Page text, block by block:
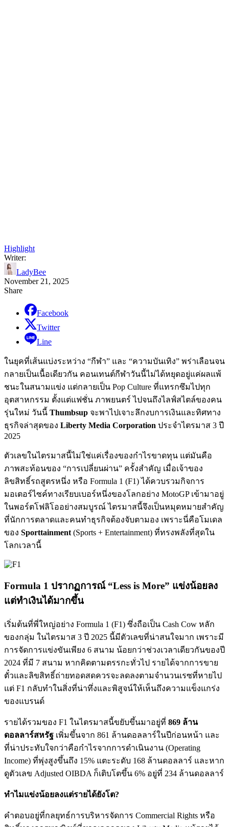
Highlight
Writer:
LadyBee
November 21, 2025
Share
Facebook
Twitter
Line
ในยุคที่เส้นแบ่งระหว่าง “กีฬา” และ “ความบันเทิง” พร่าเลือนจน
กลายเป็นเนื้อเดียวกัน คอนเทนต์กีฬาวันนี้ไม่ได้หยุดอยู่แค่ผลแพ้
ชนะในสนามแข่ง แต่กลายเป็น Pop Culture ที่แทรกซึมไปทุก
อุตสาหกรรม ตั้งแต่แฟชั่น ภาพยนตร์ ไปจนถึงไลฟ์สไตล์ของคน
รุ่นใหม่ วันนี้ Thumbsup จะพาไปเจาะลึกงบการเงินและทิศทาง
ธุรกิจล่าสุดของ Liberty Media Corporation ประจำไตรมาส 3 ปี
2025
ตัวเลขในไตรมาสนี้ไม่ใช่แค่เรื่องของกำไรขาดทุน แต่มันคือ
ภาพสะท้อนของ “การเปลี่ยนผ่าน” ครั้งสำคัญ เมื่อเจ้าของ
ลิขสิทธิ์รถสูตรหนึ่ง หรือ Formula 1 (F1) ได้ควบรวมกิจการ
มอเตอร์ไซค์ทางเรียบเบอร์หนึ่งของโลกอย่าง MotoGP เข้ามาอยู่
ในพอร์ตโฟลิโออย่างสมบูรณ์ ไตรมาสนี้จึงเป็นหมุดหมายสำคัญ
ที่นักการตลาดและคนทำธุรกิจต้องจับตามอง เพราะนี่คือโมเดล
ของ Sporttainment (Sports + Entertainment) ที่ทรงพลังที่สุดใน
โลกเวลานี้
Formula 1 ปรากฏการณ์ “Less is More” แข่งน้อยลง
แต่ทำเงินได้มากขึ้น
เริ่มต้นที่พี่ใหญ่อย่าง Formula 1 (F1) ซึ่งถือเป็น Cash Cow หลัก
ของกลุ่ม ในไตรมาส 3 ปี 2025 นี้มีตัวเลขที่น่าสนใจมาก เพราะมี
การจัดการแข่งขันเพียง 6 สนาม น้อยกว่าช่วงเวลาเดียวกันของปี
2024 ที่มี 7 สนาม หากคิดตามตรรกะทั่วไป รายได้จากการขาย
ตั๋วและลิขสิทธิ์ถ่ายทอดสดควรจะลดลงตามจำนวนเรซที่หายไป
แต่ F1 กลับทำในสิ่งที่น่าทึ่งและพิสูจน์ให้เห็นถึงความแข็งแกร่ง
ของแบรนด์
รายได้รวมของ F1 ในไตรมาสนี้ขยับขึ้นมาอยู่ที่ 869 ล้าน
ดอลลาร์สหรัฐ เพิ่มขึ้นจาก 861 ล้านดอลลาร์ในปีก่อนหน้า และ
ที่น่าประทับใจกว่าคือกำไรจากการดำเนินงาน (Operating
Income) ที่พุ่งสูงขึ้นถึง 15% แตะระดับ 168 ล้านดอลลาร์ และหาก
ดูตัวเลข Adjusted OIBDA ก็เติบโตขึ้น 6% อยู่ที่ 234 ล้านดอลลาร์
ทำไมแข่งน้อยลงแต่รายได้ยังโต?
คำตอบอยู่ที่กลยุทธ์การบริหารจัดการ Commercial Rights หรือ